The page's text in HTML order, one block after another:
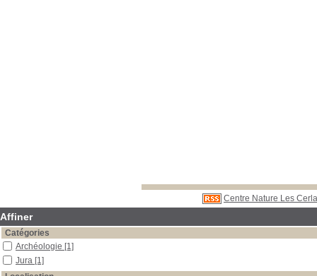
Centre Nature Les
Affiner
Catégories
Archéologie [1]
Jura [1]